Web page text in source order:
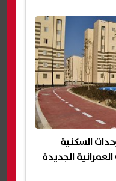
السكنية
الجديدة